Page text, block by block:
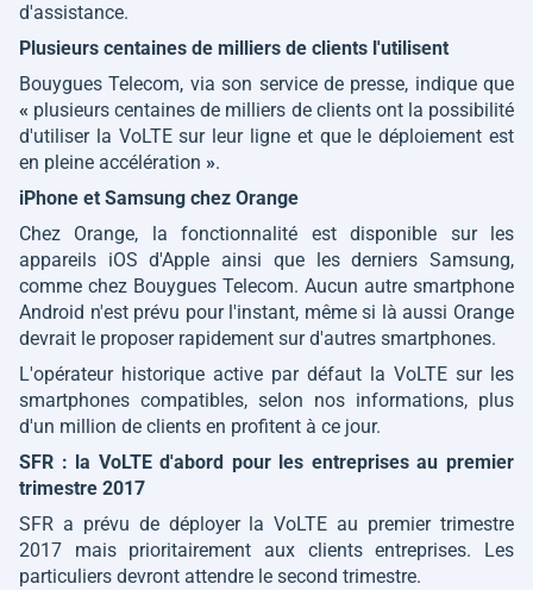
d'assistance.
Plusieurs centaines de milliers de clients l'utilisent
Bouygues Telecom, via son service de presse, indique que
« plusieurs centaines de milliers de clients ont la possibilité
d'utiliser la VoLTE sur leur ligne et que le déploiement est
en pleine accélération ».
iPhone et Samsung chez Orange
Chez Orange, la fonctionnalité est disponible sur les
appareils iOS d'Apple ainsi que les derniers Samsung,
comme chez Bouygues Telecom. Aucun autre smartphone
Android n'est prévu pour l'instant, même si là aussi Orange
devrait le proposer rapidement sur d'autres smartphones.
L'opérateur historique active par défaut la VoLTE sur les
smartphones compatibles, selon nos informations, plus
d'un million de clients en profitent à ce jour.
SFR : la VoLTE d'abord pour les entreprises au premier
trimestre 2017
SFR a prévu de déployer la VoLTE au premier trimestre
2017 mais prioritairement aux clients entreprises. Les
particuliers devront attendre le second trimestre.